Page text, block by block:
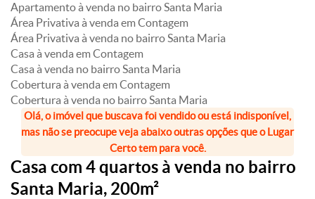
Apartamento à venda no bairro Santa Maria
Área Privativa à venda em Contagem
Área Privativa à venda no bairro Santa Maria
Casa à venda em Contagem
Casa à venda no bairro Santa Maria
Cobertura à venda em Contagem
Cobertura à venda no bairro Santa Maria
Olá, o imóvel que buscava foi vendido ou está indisponível,
mas não se preocupe veja abaixo outras opções que o Lugar
Certo tem para você.
Casa com 4 quartos à venda no bairro
Santa Maria, 200m²